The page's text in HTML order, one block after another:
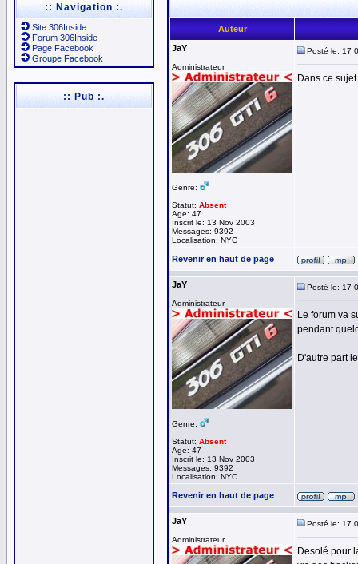
:: Navigation :.
Site 306Inside
Forum 306Inside
Page Facebook
Groupe Facebook
:: Pub :.
Auteur
JaY
Administrateur
Genre:
Statut: Absent
Age: 47
Inscrit le: 13 Nov 2003
Messages: 9392
Localisation: NYC
Posté le: 17
Dans ce
Revenir en haut de page
JaY
Administrateur
Genre:
Statut: Absent
Age: 47
Inscrit le: 13 Nov 2003
Messages: 9392
Localisation: NYC
Posté le: 17
Le forum va
pendant
D'autre part
Revenir en haut de page
JaY
Administrateur
Posté le: 17
Desolé pour